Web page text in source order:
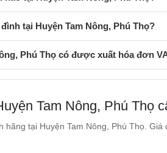
tại Huyện Tam Nông, Phú Thọ?
Phú Thọ có được xuất hóa đơn
Tam Nông, Phú Thọ
hãng tại Huyện Tam Nông, Phú Thọ. Giá